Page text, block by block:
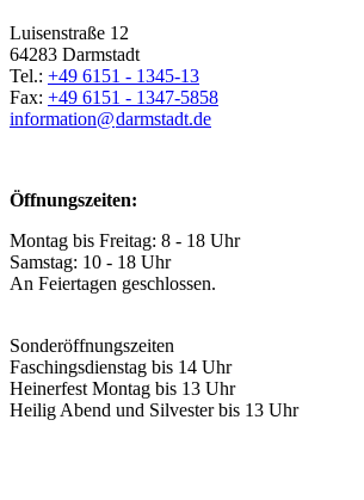
Luisenstraße 12
64283 Darmstadt
Tel.: +49 6151 - 1345-13
Fax: +49 6151 - 1347-5858
information@darmstadt.de
Öffnungszeiten:
Montag bis Freitag: 8 - 18 Uhr
Samstag: 10 - 18 Uhr
An Feiertagen geschlossen.
Sonderöffnungszeiten
Faschingsdienstag bis 14 Uhr
Heinerfest Montag bis 13 Uhr
Heilig Abend und Silvester bis 13 Uhr